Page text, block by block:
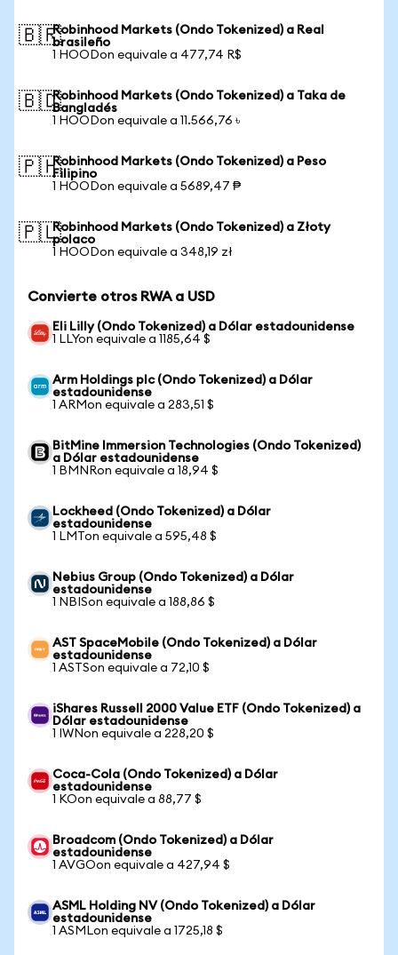
🇧🇷Robinhood Markets (Ondo Tokenized) a Real
brasileño
1 HOODon equivale a 477,74 R$
🇧🇩Robinhood Markets (Ondo Tokenized) a Taka de
Bangladés
1 HOODon equivale a 11.566,76 ৳
🇵🇭Robinhood Markets (Ondo Tokenized) a Peso
Filipino
1 HOODon equivale a 5689,47 ₱
🇵🇱Robinhood Markets (Ondo Tokenized) a Złoty
polaco
1 HOODon equivale a 348,19 zł
Convierte otros RWA a USD
Eli Lilly (Ondo Tokenized) a Dólar estadounidense
1 LLYon equivale a 1185,64 $
Arm Holdings plc (Ondo Tokenized) a Dólar
estadounidense
1 ARMon equivale a 283,51 $
BitMine Immersion Technologies (Ondo Tokenized)
a Dólar estadounidense
1 BMNRon equivale a 18,94 $
Lockheed (Ondo Tokenized) a Dólar
estadounidense
1 LMTon equivale a 595,48 $
Nebius Group (Ondo Tokenized) a Dólar
estadounidense
1 NBISon equivale a 188,86 $
AST SpaceMobile (Ondo Tokenized) a Dólar
estadounidense
1 ASTSon equivale a 72,10 $
iShares Russell 2000 Value ETF (Ondo Tokenized) a
Dólar estadounidense
1 IWNon equivale a 228,20 $
Coca-Cola (Ondo Tokenized) a Dólar
estadounidense
1 KOon equivale a 88,77 $
Broadcom (Ondo Tokenized) a Dólar
estadounidense
1 AVGOon equivale a 427,94 $
ASML Holding NV (Ondo Tokenized) a Dólar
estadounidense
1 ASMLon equivale a 1725,18 $